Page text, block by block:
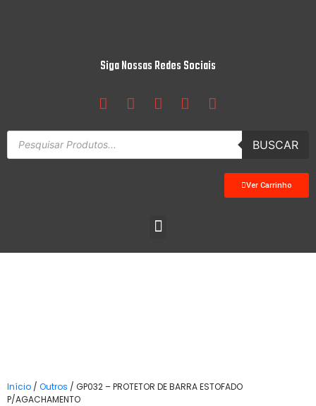
Siga Nossas Redes Sociais
BUSCAR
Ver Carrinho
Início / Outros / GP032 – PROTETOR DE BARRA ESTOFADO
P/AGACHAMENTO